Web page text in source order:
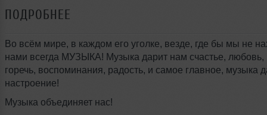
ПОДРОБНЕЕ
Во всём мире, в каждом его уголке, везде, где бы мы не
нами всегда МУЗЫКА! Музыка дарит нам счастье, любовь,
горечь, воспоминания, радость, и самое главное, музыка
настроение!
Музыка объединяет нас!